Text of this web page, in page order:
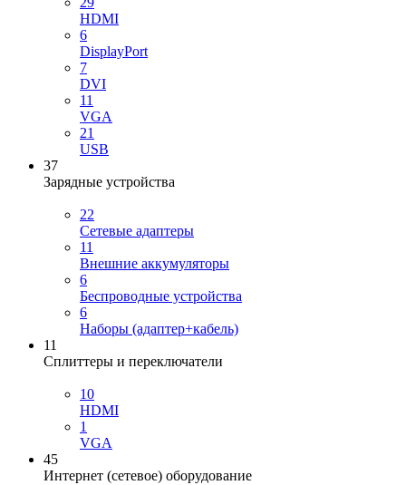
HDMI
6
DisplayPort
7
DVI
11
VGA
21
USB
37
Зарядные устройства
22
Сетевые адаптеры
11
Внешние аккумуляторы
6
Беспроводные устройства
6
Наборы (адаптер+кабель)
11
Сплиттеры и переключатели
10
HDMI
1
VGA
45
Интернет (сетевое) оборудование